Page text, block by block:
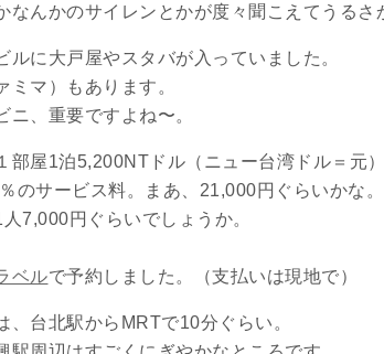
なんかのサイレンとかが度々聞こえてうるさ
ルに大戸屋やスタバが入っていました。
ミマ）もあります。
ニ、重要ですよね〜。
部屋1泊5,200NTドル（ニュー台湾ドル＝元）
のサービス料。まあ、21,000円ぐらいかな。
7,000円ぐらいでしょうか。
ベルで予約しました。（支払いは現地で）
、台北駅からMRTで10分ぐらい。